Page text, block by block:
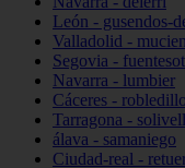
León - gusendos-
Valladolid -
Segovia -
Navarra - lumbier
Cáceres -
Tarragona -
álava - samaniego
Ciudad-real -